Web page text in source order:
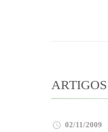
02/11/2009